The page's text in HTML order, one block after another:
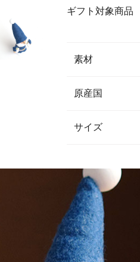
ギフト対象商品
素材
原産国
サイズ